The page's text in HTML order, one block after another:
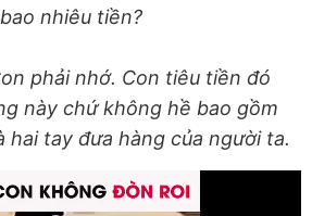
nhiêu tiền?
phải nhớ. Con tiêu tiền đó
này chứ không hề bao gồm
hai tay đưa hàng của người ta.